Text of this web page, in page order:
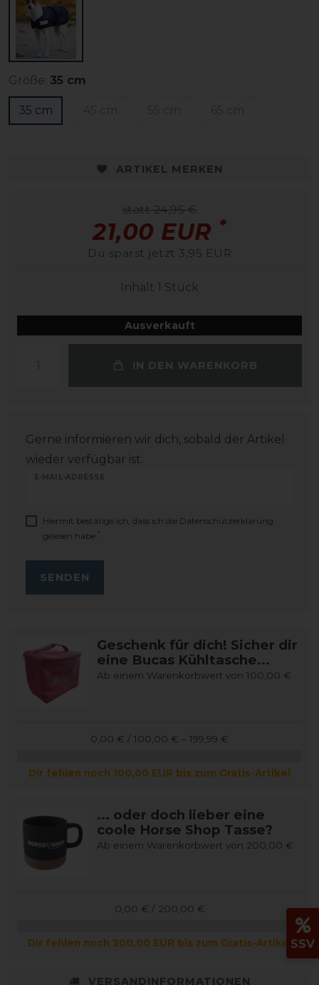
Größe: 35 cm
35 cm
ARTIKEL MERKEN
statt 24,95 €
21,00 EUR *
Du sparst jetzt 3,95 EUR
Inhalt 1 Stück
Ausverkauft
IN DEN WARENKORB
Gerne informieren wir dich, sobald der Artikel
wieder verfügbar ist.
E-MAIL-ADRESSE
Hiermit bestätige ich, dass ich die Daten­schutz­erklärung
gelesen habe. *
SENDEN
Geschenk für dich! Sicher dir
eine Bucas Kühltasche...
Ab einem Warenkorbwert von 100,00 €
0,00 € / 100,00 € – 199,99 €
Dir fehlen noch 100,00 EUR bis zum Gratis-Artikel
... oder doch lieber eine
coole Horse Shop Tasse?
Ab einem Warenkorbwert von 200,00 €
0,00 € / 200,00 €
Dir fehlen noch 200,00 EUR bis zum Gratis-Artikel
VERSANDINFORMATIONEN
SSV